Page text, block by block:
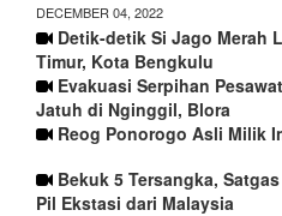
DECEMBER 04, 2022
Detik-detik Si Jago Merah
Timur, Kota Bengkulu
Evakuasi Serpihan
Jatuh di Nginggil, Blora
Reog Ponorogo Asli Milik
Bekuk 5 Tersangka,
Pil Ekstasi dari Malaysia